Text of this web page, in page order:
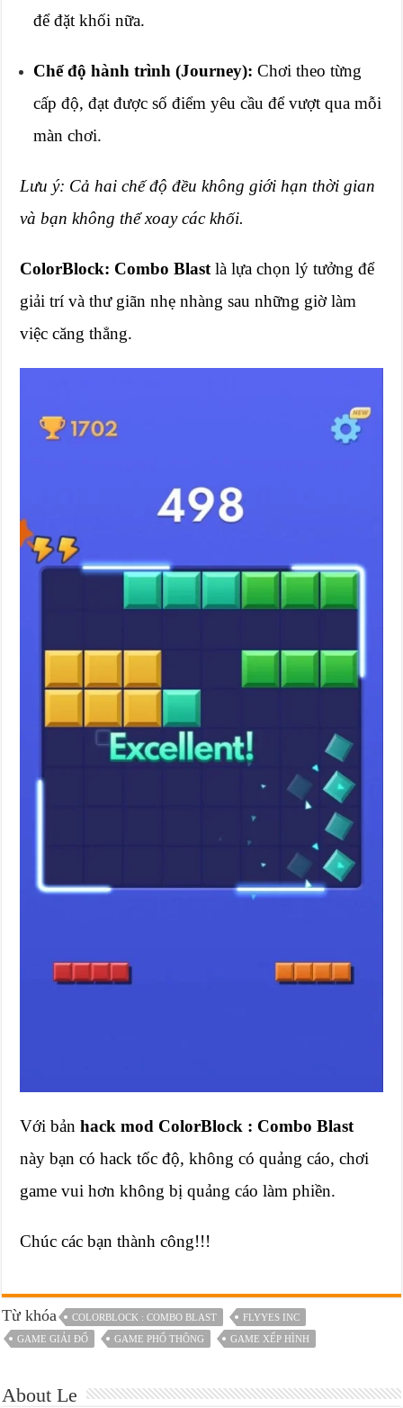
để đặt khối nữa.
Chế độ hành trình (Journey):Chơi theo từng
cấp độ, đạt được số điểm yêu cầu để vượt qua mỗi
màn chơi.
Lưu ý: Cả hai chế độ đều không giới hạn thời gian
và bạn không thể xoay các khối.
ColorBlock: Combo Blast là lựa chọn lý tưởng để
giải trí và thư giãn nhẹ nhàng sau những giờ làm
việc căng thẳng.
Với bảnhack mod ColorBlock : Combo Blast
này bạn có hack tốc độ, không có quảng cáo, chơi
game vui hơn không bị quảng cáo làm phiền.
Chúc các bạn thành công!!!
Từ khóa COLORBLOCK : COMBO BLAST
FLYYES INC
GAME GIẢI ĐỐ
GAME PHỔ THÔNG GAME XẾP HÌNH
About Le